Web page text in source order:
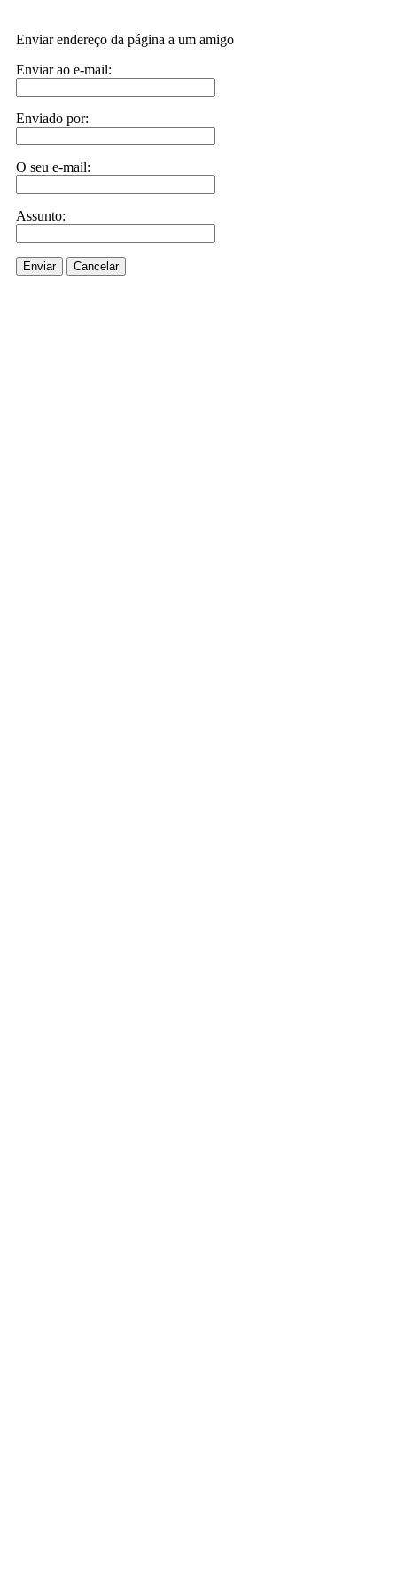
Enviar endereço da página a um amigo
Enviar ao e-mail:
Enviado por:
O seu e-mail:
Assunto:
Enviar Cancelar